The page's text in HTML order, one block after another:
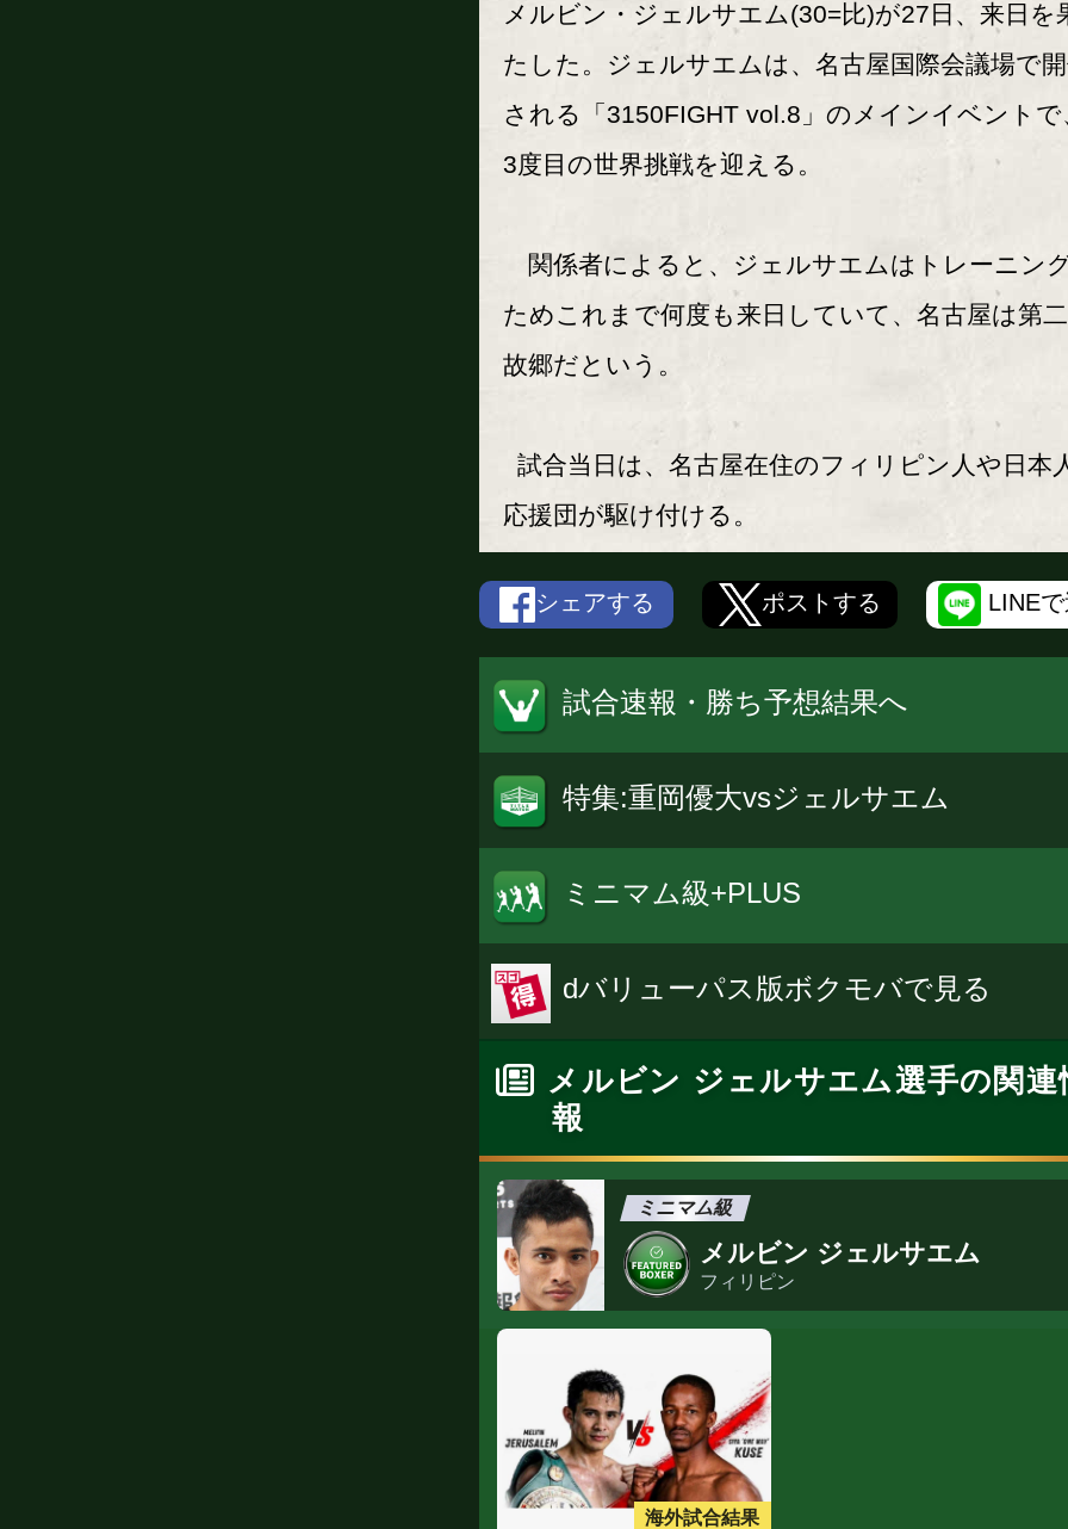
メルビン・ジェルサエム(30=比)が27日、来日を
たした。ジェルサエムは、名古屋国際会議場で
される「3150FIGHT vol.8」のメインイベントで
3度目の世界挑戦を迎える。
関係者によると、ジェルサエムはトレーニン
ためこれまで何度も来日していて、名古屋は第
故郷だという。
試合当日は、名古屋在住のフィリピン人や日本
応援団が駆け付ける。
シェアする ポストする LINE
試合速報・勝ち予想結果へ
特集:重岡優大vsジェルサエム
ミニマム級+PLUS
dバリューパス版ボクモバで見る
メルビン ジェルサエム選手の関連
報
ミニマム級
メルビン ジェルサエム
フィリピン
海外試合結果